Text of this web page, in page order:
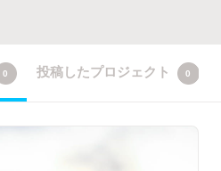
0 投稿したプロジェクト 0